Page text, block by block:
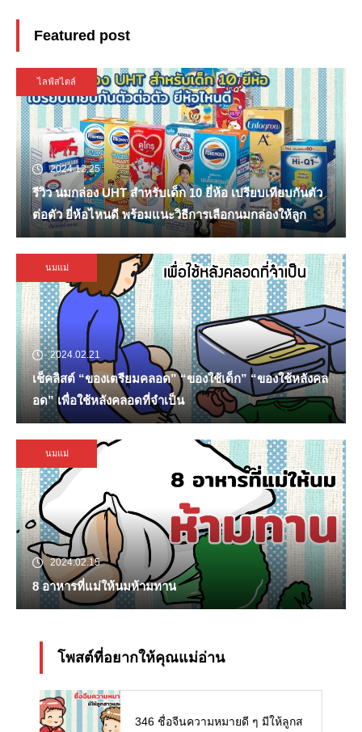
Featured post
ไลฟ์สไตล์
2024.12.25
รีวิว นมกล่อง UHT สำหรับเด็ก 10 ยี่ห้อ เปรียบเทียบกันตัว
ต่อตัว ยี่ห้อไหนดี พร้อมแนะวิธีการเลือกนมกล่องให้ลูก
นมแม่
2024.02.21
เช็คลิสต์ “ของเตรียมคลอด” “ของใช้เด็ก” “ของใช้หลังคล
อด” เพื่อใช้หลังคลอดที่จำเป็น
นมแม่
2024.02.15
8 อาหารที่แม่ให้นมห้ามทาน
โพสต์ที่อยากให้คุณแม่อ่าน
346 ชื่อจีนความหมายดี ๆ มีให้ลูกส